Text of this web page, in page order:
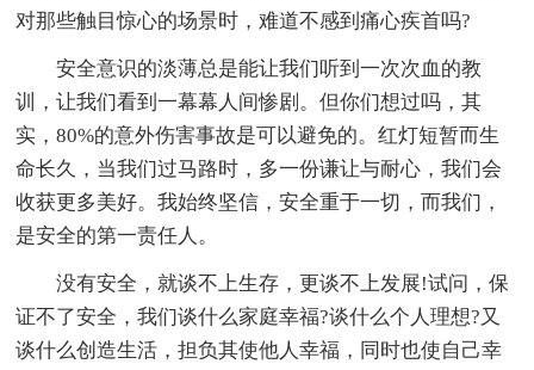
对那些触目惊心的场景时，难道不感到痛心疾首吗?
安全意识的淡薄总是能让我们听到一次次血的教
训，让我们看到一幕幕人间惨剧。但你们想过吗，其
实，80%的意外伤害事故是可以避免的。红灯短暂而生
命长久，当我们过马路时，多一份谦让与耐心，我们会
收获更多美好。我始终坚信，安全重于一切，而我们，
是安全的第一责任人。
没有安全，就谈不上生存，更谈不上发展!试问，保
证不了安全，我们谈什么家庭幸福?谈什么个人理想?又
谈什么创造生活，担负其使他人幸福，同时也使自己幸